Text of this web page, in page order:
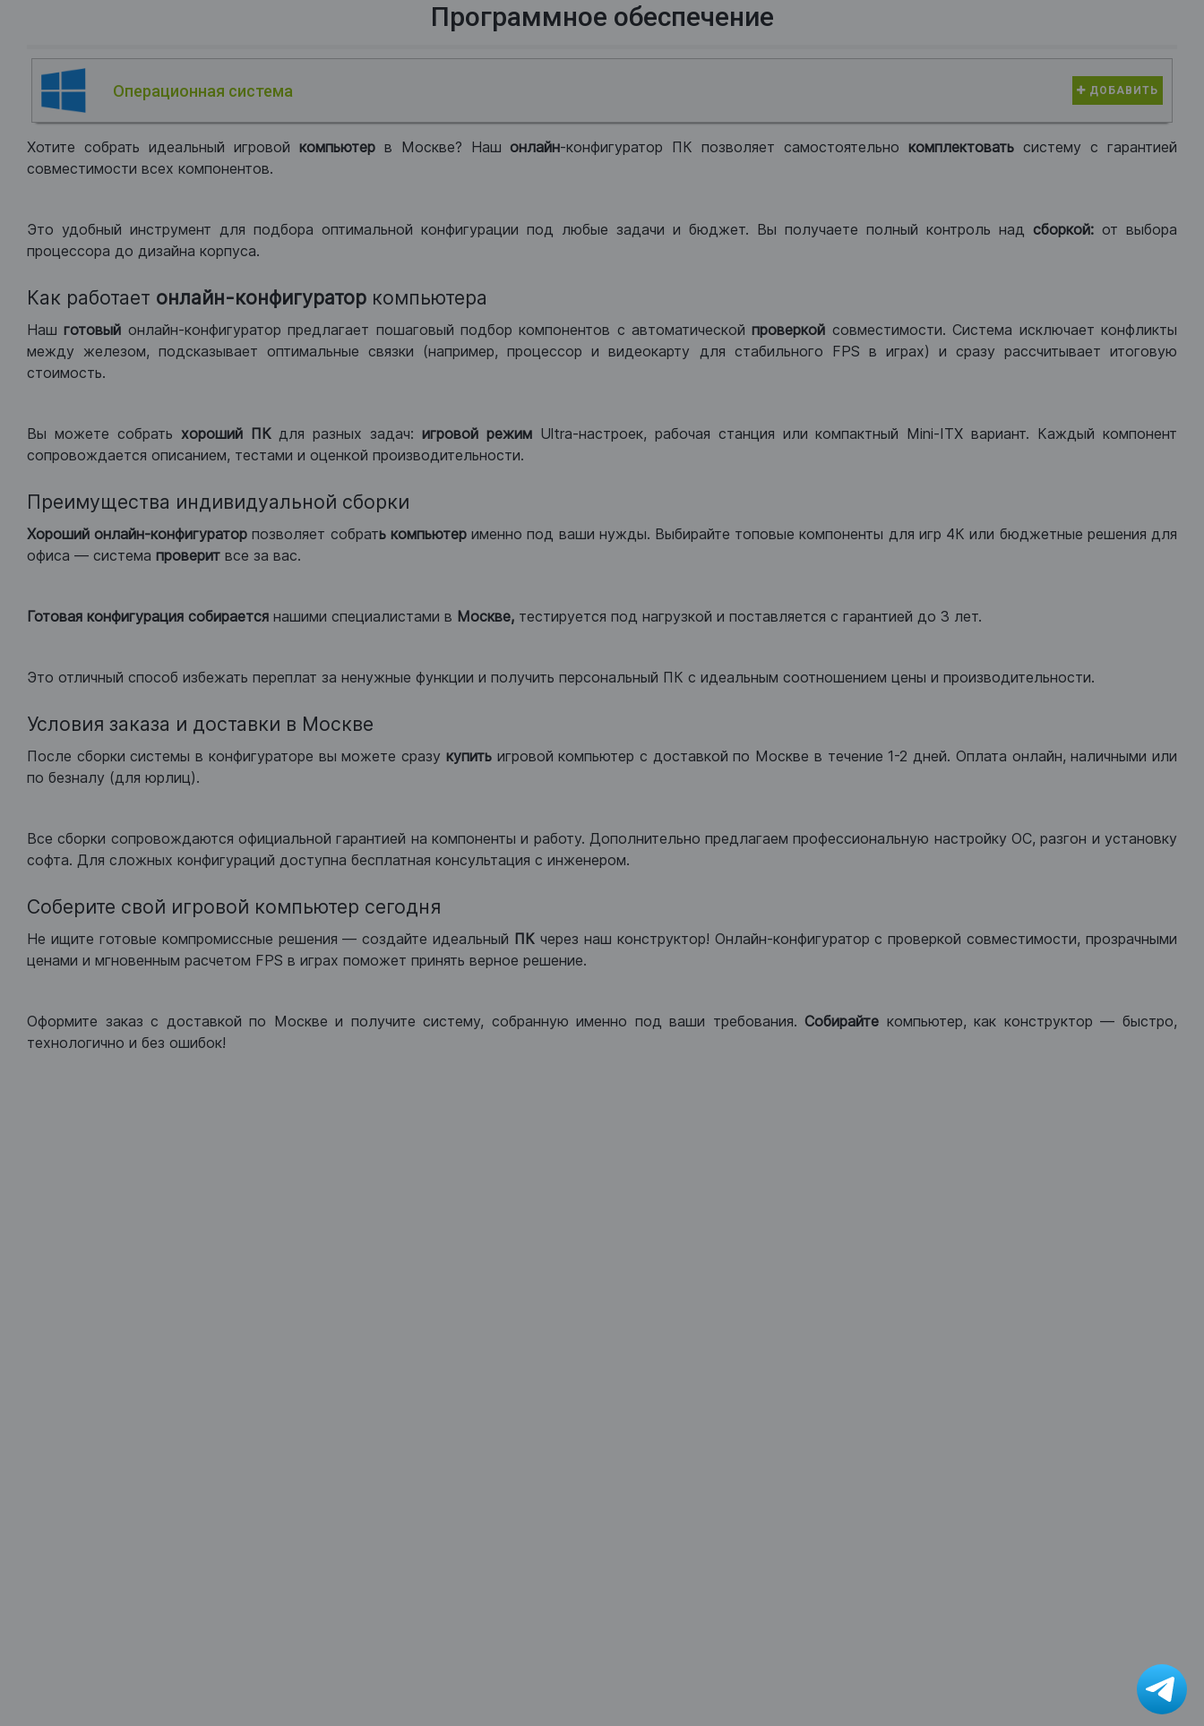
Программное обеспечение
Операционная система ДОБАВИТЬ
Хотите собрать идеальный игровой компьютер в Москве? Нашонлайн-конфигуратор ПК позволяет самостоятельно комплектоватьсистему с гарантией
совместимости всех компонентов.
Это удобный инструмент для подбора оптимальной конфигурации под любые задачи и бюджет. Вы получаете полный контроль над сборкой: от выбора
процессора до дизайна корпуса.
Как работает онлайн-конфигуратор компьютера
Нашготовый онлайн-конфигуратор предлагает пошаговый подбор компонентов с автоматическойпроверкой совместимости. Система исключает конфликты
между железом, подсказывает оптимальные связки (например, процессор и видеокарту для стабильного FPS в играх) и сразу рассчитывает итоговую
стоимость.
Вы можете собрать хороший ПКдля разных задач:игровой режим Ultra-настроек, рабочая станция или компактный Mini-ITX вариант. Каждый компонент
сопровождается описанием, тестами и оценкой производительности.
Преимущества индивидуальной сборки
Хороший онлайн-конфигуратор позволяет собрать компьютерименно под ваши нужды. Выбирайте топовые компоненты для игр 4К или бюджетные решения для
офиса — система проверит все за вас.
Готовая конфигурация собирается нашими специалистами в Москве, тестируется под нагрузкой и поставляется с гарантией до 3 лет.
Это отличный способ избежать переплат за ненужные функции и получить персональный ПК с идеальным соотношением цены и производительности.
Условия заказа и доставки в Москве
После сборки системы в конфигураторе вы можете сразу купитьигровой компьютер с доставкой по Москве в течение 1-2 дней. Оплата онлайн, наличными или
по безналу (для юрлиц).
Все сборки сопровождаются официальной гарантией на компоненты и работу. Дополнительно предлагаем профессиональную настройку ОС, разгон и установку
софта. Для сложных конфигураций доступна бесплатная консультация с инженером.
Соберите свой игровой компьютер сегодня
Не ищите готовые компромиссные решения — создайте идеальный ПК через наш конструктор! Онлайн-конфигуратор с проверкой совместимости, прозрачными
ценами и мгновенным расчетом FPS в играх поможет принять верное решение.
Оформите заказ с доставкой по Москве и получите систему, собранную именно под ваши требования.Собирайте компьютер, как конструктор — быстро,
технологично и без ошибок!